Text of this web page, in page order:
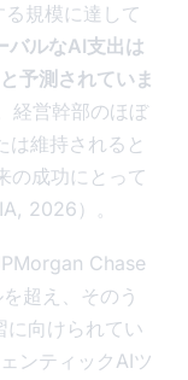
規模に達して
バルなAI支出は
予測されていま
経営幹部のほぼ
は維持されると
の成功にとって
2026）。
Chase
超え、そのう
に向けられてい
ンティックAIツ